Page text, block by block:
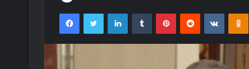
FacebookTwitter LinkedInTumblr PinterestReddit